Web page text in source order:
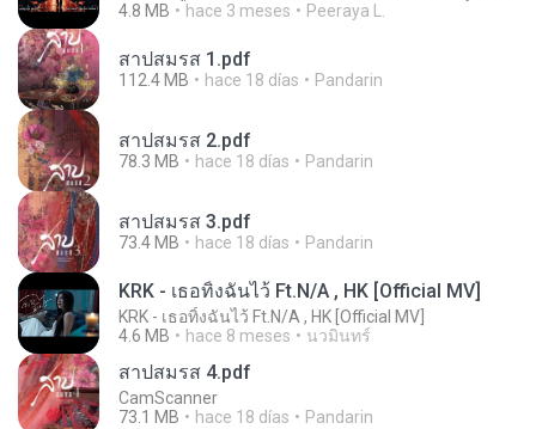
4.8 MB
hace 3 meses Peeraya L.
สาปสมรส 1.pdf
112.4 MB hace 18 días Pandarin
สาปสมรส 2.pdf
78.3 MB hace 18 días Pandarin
สาปสมรส 3.pdf
73.4 MB hace 18 días Pandarin
KRK - เธอทิ้งฉันไว้ Ft.N/A , HK [Official MV]
KRK - เธอทิ้งฉันไว้ Ft.N/A , HK [Official MV]
4.6 MB
hace 8 meses นวมินทร์
สาปสมรส 4.pdf
CamScanner
73.1 MB
hace 18 días Pandarin